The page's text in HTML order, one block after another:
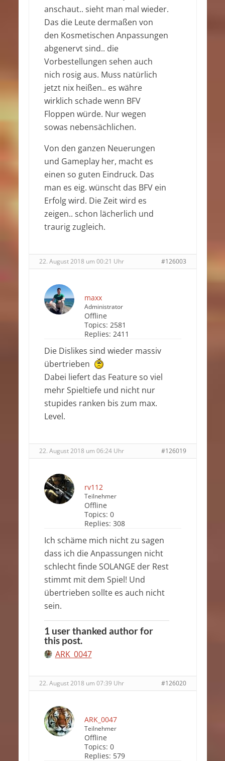
anschaut.. sieht man mal wieder.
Das die Leute dermaßen von
den Kosmetischen Anpassungen
abgenervt sind.. die
Vorbestellungen sehen auch
nich rosig aus. Muss natürlich
jetzt nix heißen.. es währe
wirklich schade wenn BFV
Floppen würde. Nur wegen
sowas nebensächlichen.
Von den ganzen Neuerungen
und Gameplay her, macht es
einen so guten Eindruck. Das
man es eig. wünscht das BFV ein
Erfolg wird. Die Zeit wird es
zeigen.. schon lächerlich und
traurig zugleich.
22. August 2018 um 00:21 Uhr #126003
maxx
Administrator
Offline
Topics: 2581
Replies: 2411
Die Dislikes sind wieder massiv
übertrieben
Dabei liefert das Feature so viel
mehr Spieltiefe und nicht nur
stupides ranken bis zum max.
Level.
22. August 2018 um 06:24 Uhr #126019
rv112
Teilnehmer
Offline
Topics: 0
Replies: 308
Ich schäme mich nicht zu sagen
dass ich die Anpassungen nicht
schlecht finde SOLANGE der Rest
stimmt mit dem Spiel! Und
übertrieben sollte es auch nicht
sein.
1 user thanked author for
this post.
ARK_0047
22. August 2018 um 07:39 Uhr #126020
ARK_0047
Teilnehmer
Offline
Topics: 0
Replies: 579